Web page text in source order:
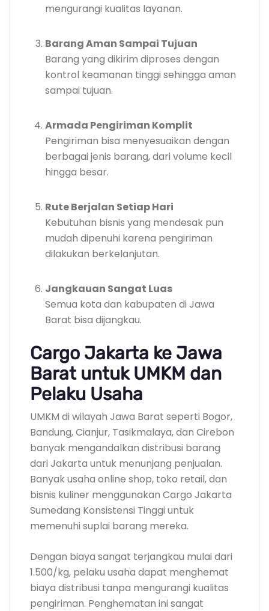
mengurangi kualitas layanan.
Barang Aman Sampai Tujuan
Barang yang dikirim diproses dengan
kontrol keamanan tinggi sehingga aman
sampai tujuan.
Armada Pengiriman Komplit
Pengiriman bisa menyesuaikan dengan
berbagai jenis barang, dari volume kecil
hingga besar.
Rute Berjalan Setiap Hari
Kebutuhan bisnis yang mendesak pun
mudah dipenuhi karena pengiriman
dilakukan berkelanjutan.
Jangkauan Sangat Luas
Semua kota dan kabupaten di Jawa
Barat bisa dijangkau.
Cargo Jakarta ke Jawa
Barat untuk UMKM dan
Pelaku Usaha
UMKM di wilayah Jawa Barat seperti Bogor,
Bandung, Cianjur, Tasikmalaya, dan Cirebon
banyak mengandalkan distribusi barang
dari Jakarta untuk menunjang penjualan.
Banyak usaha online shop, toko retail, dan
bisnis kuliner menggunakan Cargo Jakarta
Sumedang Konsistensi Tinggi untuk
memenuhi suplai barang mereka.
Dengan biaya sangat terjangkau mulai dari
1.500/kg, pelaku usaha dapat menghemat
biaya distribusi tanpa mengurangi kualitas
pengiriman. Penghematan ini sangat